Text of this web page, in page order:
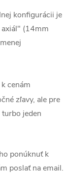
konfigurácii je
axiál" (14mm
cenám
zľavy, ale pre
jeden
ponúknuť k
poslať na email.